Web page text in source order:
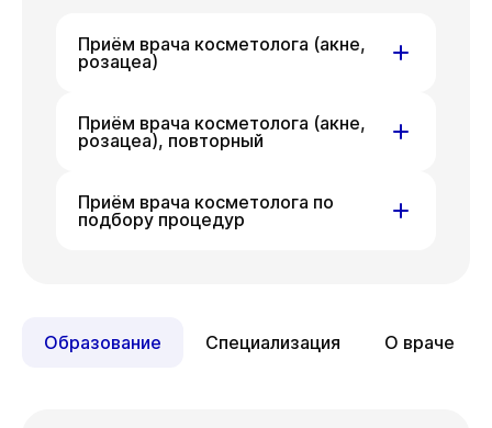
Приём врача косметолога (акне,
розацеа)
ул. Гоголя, д. 42
Приём врача косметолога (акне,
розацеа), повторный
ул. Гоголя, д. 42
Приём врача косметолога по
подбору процедур
19 авг
Образование Специализация О враче